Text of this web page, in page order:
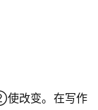
改变。在写作